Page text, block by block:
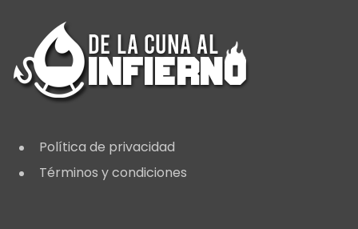
Política de privacidad
Términos y condiciones